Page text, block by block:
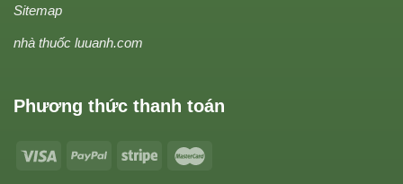
Sitemap
nhà thuốc luuanh.com
Phương thức thanh toán